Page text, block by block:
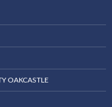
OAKCASTLE